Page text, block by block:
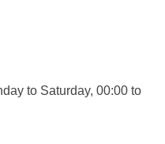
to Saturday, 00:00 to